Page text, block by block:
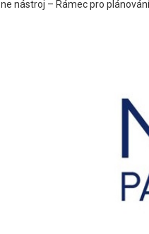
nástroj – Rámec pro